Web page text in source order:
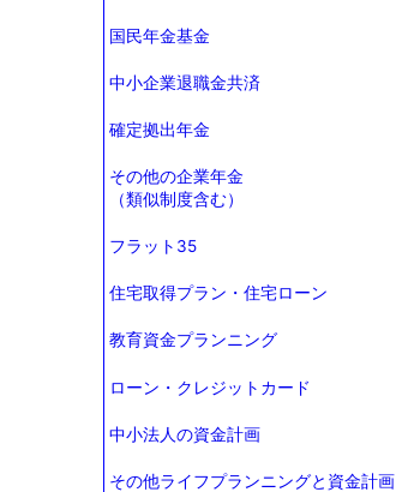
国民年金基金
中小企業退職金共済
確定拠出年金
その他の企業年金
（類似制度含む）
フラット35
住宅取得プラン・住宅ローン
教育資金プランニング
ローン・クレジットカード
中小法人の資金計画
その他ライフプランニングと資金計画